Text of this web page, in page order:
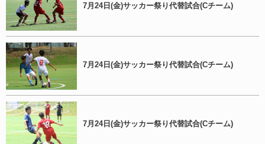
7月24日(金)サッカー祭り代替試合(Cチーム)
7月24日(金)サッカー祭り代替試合(Cチーム)
7月24日(金)サッカー祭り代替試合(Cチーム)